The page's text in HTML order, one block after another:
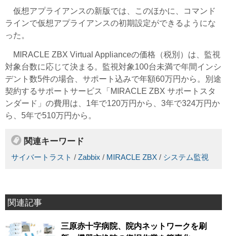
仮想アプライアンスの新版では、このほかに、コマンド
ラインで仮想アプライアンスの初期設定ができるようにな
った。
MIRACLE ZBX Virtual Applianceの価格（税別）は、監視
対象台数に応じて決まる。監視対象100台未満で年間インシ
デント数5件の場合、サポート込みで年額60万円から。別途
契約するサポートサービス「MIRACLE ZBX サポートスタ
ンダード」の費用は、1年で120万円から、3年で324万円か
ら、5年で510万円から。
関連キーワード
サイバートラスト / Zabbix / MIRACLE ZBX / システム監視
関連記事
三原赤十字病院、院内ネットワークを刷